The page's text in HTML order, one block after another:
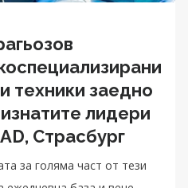
техники заедно
лидери
Страсбург
за голяма част от тези